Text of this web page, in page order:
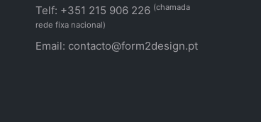
Telf: +351 215 906 226 (chamada
rede fixa nacional)
Email: contacto@form2design.pt